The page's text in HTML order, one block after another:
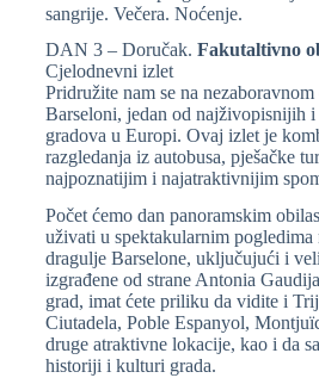
sangrije. Večera. Noćenje.
DAN 3 – Doručak. Fakutaltivno
Cjelodnevni izlet
Pridružite nam se na
Barseloni, jedan od najživopisnijih
gradova u Europi. Ovaj izlet je
razgledanja iz autobusa, pješačke
najpoznatijim i najatraktivnijim
Počet ćemo dan panoramskim
uživati u spektakularnim pogledima
dragulje Barselone, uključujući i
izgrađene od strane Antonia
grad, imat ćete priliku da vidite i
Ciutadela, Poble Espanyol,
druge atraktivne lokacije, kao i da
historiji i kulturi grada.